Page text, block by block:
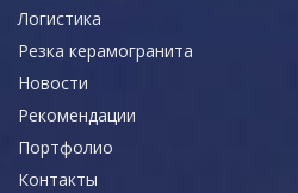
Логистика
Резка керамогранита
Новости
Рекомендации
Портфолио
Контакты